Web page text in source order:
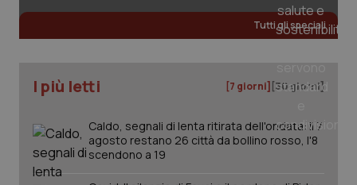
Tutti gli speciali
I più letti [7 giorni] [30 giorni]
Caldo, segnali di lenta ritirata dell'ondata: il 7
agosto restano 26 città da bollino rosso, l'8
scendono a 19